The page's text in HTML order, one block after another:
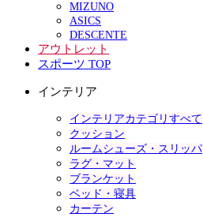
MIZUNO
ASICS
DESCENTE
アウトレット
スポーツ TOP
インテリア
インテリアカテゴリすべて
クッション
ルームシューズ・スリッパ
ラグ・マット
ブランケット
ベッド・寝具
カーテン